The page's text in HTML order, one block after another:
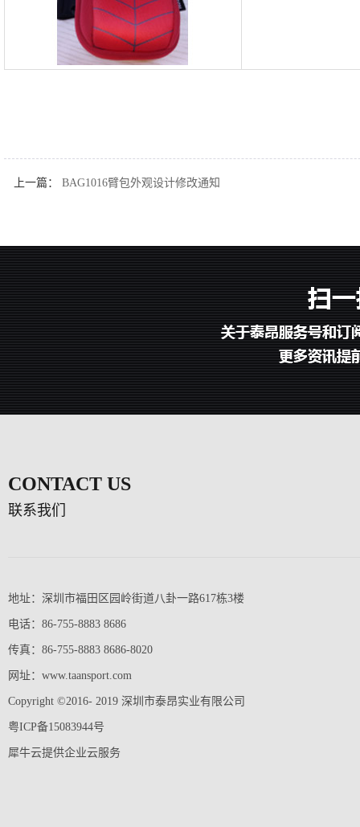
上一篇： BAG1016臂包外观设计修改通知
CONTACT US
联系我们
地址：深圳市福田区园岭街道八卦一路617栋3楼
电话：86-755-8883 8686
传真：86-755-8883 8686-8020
网址：www.taansport.com
Copyright ©2016- 2019 深圳市泰昂实业有限公司
粤ICP备15083944号
犀牛云提供企业云服务